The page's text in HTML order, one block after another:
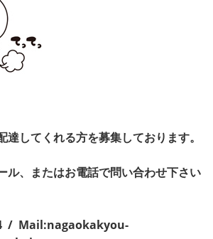
達してくれる方を募集しております。
ル、またはお電話で問い合わせ下さい
/ Mail:nagaokakyou-